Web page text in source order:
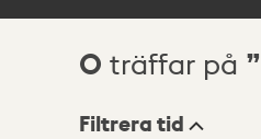
Sökresultat
0 träffar på
Filtrera tid